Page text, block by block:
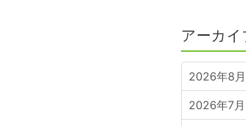
アーカイ
2026年8月
2026年7月